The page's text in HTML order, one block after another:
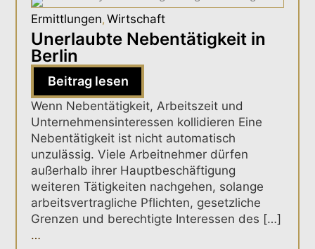
Ermittlungen,Wirtschaft
Unerlaubte Nebentätigkeit in
Berlin
Beitrag lesen
Wenn Nebentätigkeit, Arbeitszeit und
Unternehmensinteressen kollidieren Eine
Nebentätigkeit ist nicht automatisch
unzulässig. Viele Arbeitnehmer dürfen
außerhalb ihrer Hauptbeschäftigung
weiteren Tätigkeiten nachgehen, solange
arbeitsvertragliche Pflichten, gesetzliche
Grenzen und berechtigte Interessen des […]
…